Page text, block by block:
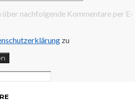
nachfolgende Kommentare per E-
zu